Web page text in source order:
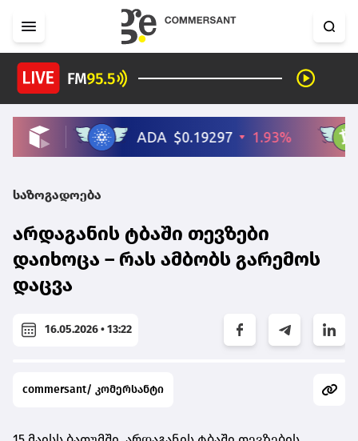
საზოგადოება
არდაგანის ტბაში თევზები
დაიხოცა – რას ამბობს გარემოს
დაცვა
16.05.2026 • 13:22
commersant/ კომერსანტი